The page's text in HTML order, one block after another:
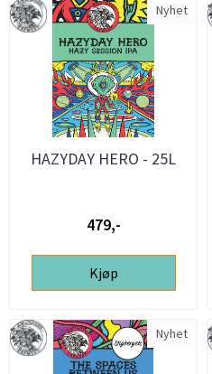
Nyhet
HAZYDAY HERO - 25L
479,-
Kjøp
Nyhet